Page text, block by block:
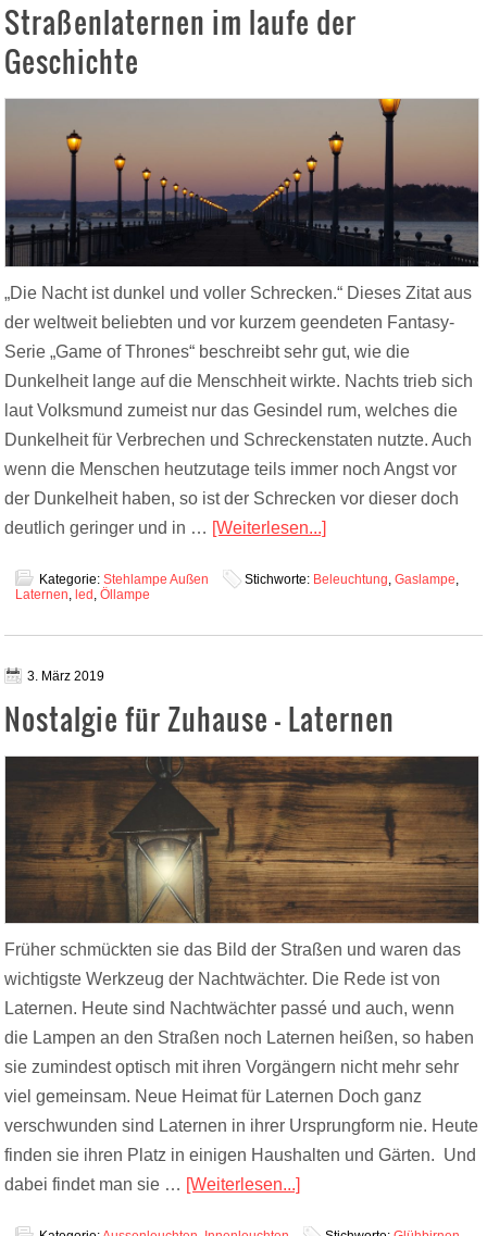
Straßenlaternen im laufe der
Geschichte
„Die Nacht ist dunkel und voller Schrecken.“ Dieses Zitat aus
der weltweit beliebten und vor kurzem geendeten Fantasy-
Serie „Game of Thrones“ beschreibt sehr gut, wie die
Dunkelheit lange auf die Menschheit wirkte. Nachts trieb sich
laut Volksmund zumeist nur das Gesindel rum, welches die
Dunkelheit für Verbrechen und Schreckenstaten nutzte. Auch
wenn die Menschen heutzutage teils immer noch Angst vor
der Dunkelheit haben, so ist der Schrecken vor dieser doch
deutlich geringer und in … [Weiterlesen...]
Kategorie:Stehlampe Außen Stichworte: Beleuchtung ,Gaslampe
Laternen ,led ,Öllampe
3. März 2019
Nostalgie für Zuhause – Laternen
Früher schmückten sie das Bild der Straßen und waren das
wichtigste Werkzeug der Nachtwächter. Die Rede ist von
Laternen. Heute sind Nachtwächter passé und auch, wenn
die Lampen an den Straßen noch Laternen heißen, so haben
sie zumindest optisch mit ihren Vorgängern nicht mehr sehr
viel gemeinsam. Neue Heimat für Laternen Doch ganz
verschwunden sind Laternen in ihrer Ursprungform nie. Heute
finden sie ihren Platz in einigen Haushalten und Gärten. Und
dabei findet man sie … [Weiterlesen...]